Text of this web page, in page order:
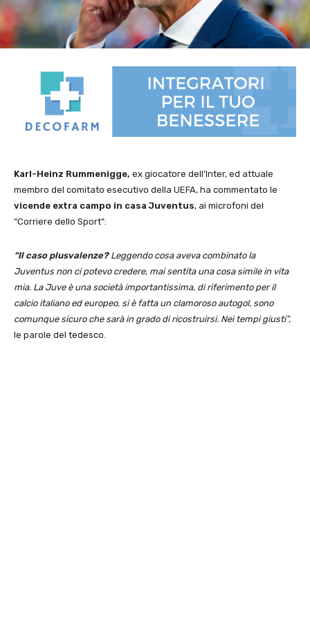
Karl-Heinz Rummenigge, ex giocatore dell’Inter, ed attuale
membro del comitato esecutivo della UEFA, ha commentato le
vicende extra campo in casa Juventus, ai microfoni del
“Corriere dello Sport”:
“Il caso plusvalenze?Leggendo cosa aveva combinato la
Juventus non ci potevo credere, mai sentita una cosa simile in vita
mia. La Juve è una società importantissima, di riferimento per il
calcio italiano ed europeo, si è fatta un clamoroso autogol, sono
comunque sicuro che sarà in grado di ricostruirsi. Nei tempi giusti”,
le parole del tedesco.